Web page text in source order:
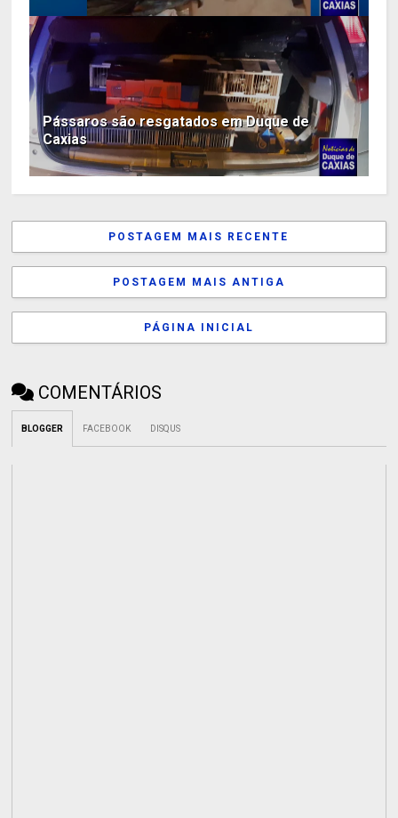
Pássaros são resgatados em Duque de
Caxias
POSTAGEM MAIS RECENTE
POSTAGEM MAIS ANTIGA
PÁGINA INICIAL
COMENTÁRIOS
BLOGGER FACEBOOK DISQUS